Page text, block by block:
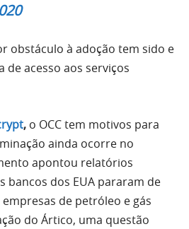
obstáculo à adoção tem sido e
de acesso aos serviços
, o OCC tem motivos para
ainda ocorre no
apontou relatórios
bancos dos EUA pararam de
de petróleo e gás
do Ártico, uma questão